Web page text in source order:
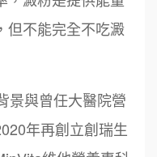
但不能完全不吃澱
景與曾任大醫院營
年再創立創瑞生